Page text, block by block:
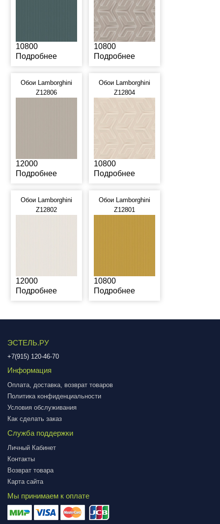
10800
Подробнее
10800
Подробнее
Обои Lamborghini
Z12806
12000
Подробнее
Обои Lamborghini
Z12804
10800
Подробнее
Обои Lamborghini
Z12802
12000
Подробнее
Обои Lamborghini
Z12801
10800
Подробнее
ЭСТЕЛЬ.РУ
+7(915) 120-46-70
Информация
Оплата, доставка, возврат товаров
Политика конфиденциальности
Условия обслуживания
Как сделать заказ
Служба поддержки
Личный Кабинет
Контакты
Возврат товара
Карта сайта
Мы принимаем к оплате